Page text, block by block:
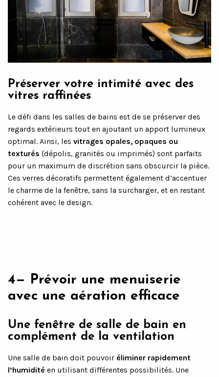
Préserver votre intimité avec des
vitres raffinées
Le défi dans les salles de bains est de se préserver des
regards extérieurs tout en ajoutant un apport lumineux
optimal. Ainsi, les vitrages opales, opaques ou
texturés (dépolis, granités ou imprimés) sont parfaits
pour un maximum de discrétion sans obscurcir la pièce.
Ces verres décoratifs permettent également d’accentuer
le charme de la fenêtre, sans la surcharger, et en restant
cohérent avec le design.
4— Prévoir une menuiserie
avec une aération efficace
Une fenêtre de salle de bain en
complément de la ventilation
Une salle de bain doit pouvoir éliminer rapidement
l’humidité en utilisant différentes possibilités. Une